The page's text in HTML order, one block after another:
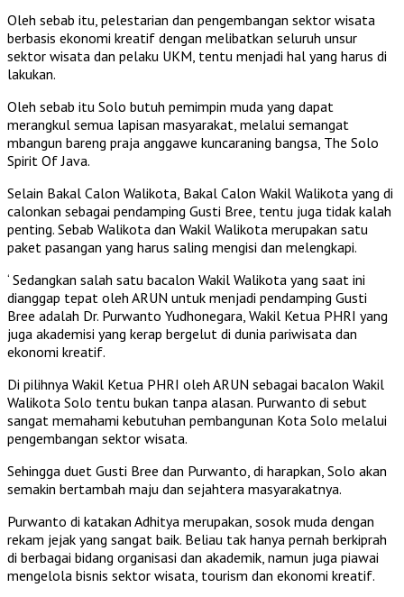
Oleh sebab itu, pelestarian dan pengembangan sektor wisata
berbasis ekonomi kreatif dengan melibatkan seluruh unsur
sektor wisata dan pelaku UKM, tentu menjadi hal yang harus di
lakukan.
Oleh sebab itu Solo butuh pemimpin muda yang dapat
merangkul semua lapisan masyarakat, melalui semangat
mbangun bareng praja anggawe kuncaraning bangsa, The Solo
Spirit Of Java.
Selain Bakal Calon Walikota, Bakal Calon Wakil Walikota yang di
calonkan sebagai pendamping Gusti Bree, tentu juga tidak kalah
penting. Sebab Walikota dan Wakil Walikota merupakan satu
paket pasangan yang harus saling mengisi dan melengkapi.
‘ Sedangkan salah satu bacalon Wakil Walikota yang saat ini
dianggap tepat oleh ARUN untuk menjadi pendamping Gusti
Bree adalah Dr. Purwanto Yudhonegara, Wakil Ketua PHRI yang
juga akademisi yang kerap bergelut di dunia pariwisata dan
ekonomi kreatif.
Di pilihnya Wakil Ketua PHRI oleh ARUN sebagai bacalon Wakil
Walikota Solo tentu bukan tanpa alasan. Purwanto di sebut
sangat memahami kebutuhan pembangunan Kota Solo melalui
pengembangan sektor wisata.
Sehingga duet Gusti Bree dan Purwanto, di harapkan, Solo akan
semakin bertambah maju dan sejahtera masyarakatnya.
Purwanto di katakan Adhitya merupakan, sosok muda dengan
rekam jejak yang sangat baik. Beliau tak hanya pernah berkiprah
di berbagai bidang organisasi dan akademik, namun juga piawai
mengelola bisnis sektor wisata, tourism dan ekonomi kreatif.